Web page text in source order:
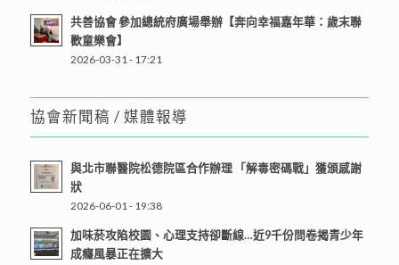
共善協會 參加總統府廣場舉辦【奔向幸福嘉年華：歲末聯
歡童樂會】
2026-03-31 - 17:21
協會新聞稿 / 媒體報導
與北市聯醫院松德院區合作辦理 「解毒密碼戰」獲頒感謝
狀
2026-06-01 - 19:38
加味菸攻陷校園、心理支持卻斷線…近9千份問卷揭青少年
成癮風暴正在擴大